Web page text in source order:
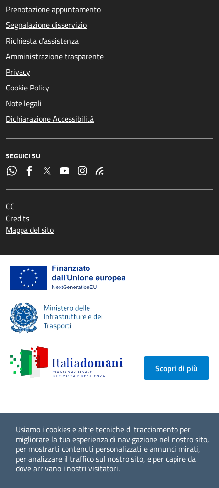
Usiamo i cookies e altre tecniche di tracciamento per
migliorare la tua esperienza di navigazione nel nostro sito,
per mostrarti contenuti personalizzati e annunci mirati,
per analizzare il traffico sul nostro sito, e per capire da
dove arrivano i nostri visitatori.
Prenotazione appuntamento
Segnalazione disservizio
Richiesta d'assistenza
Amministrazione trasparente
Privacy
Cookie Policy
Note legali
Dichiarazione Accessibilità
SEGUICI SU
CC
Credits
Mappa del sito
Scopri di più